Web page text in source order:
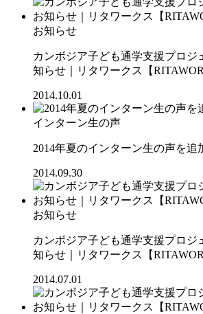
お知らせ
カンボジア子ども通学支援プロジ
知らせ｜リタワークス【
2014.10.01
インターン生の声
2014年夏のインターン生の声を追
2014.09.30
お知らせ
カンボジア子ども通学支援プロジ
知らせ｜リタワークス【
2014.07.01